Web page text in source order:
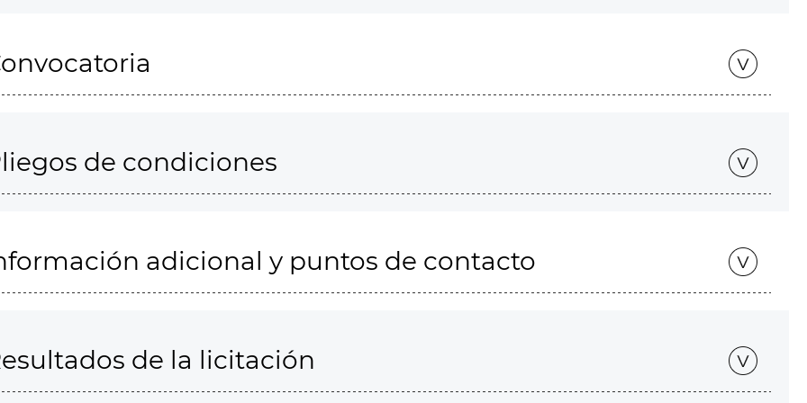
de condiciones
adicional y puntos de contacto
de la licitación